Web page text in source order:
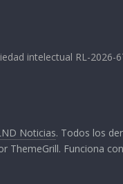
intelectual RL-2026-
Noticias. Todos los
ThemeGrill. Funciona con